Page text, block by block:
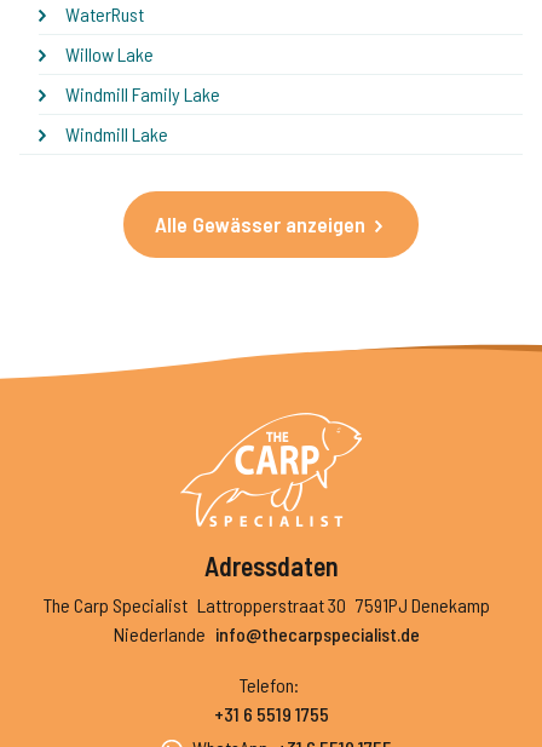
WaterRust
Willow Lake
Windmill Family Lake
Windmill Lake
Alle Gewässer anzeigen
Adressdaten
The Carp Specialist Lattropperstraat 30 7591PJ Denekamp
Niederlande info@thecarpspecialist.de
Telefon:
+31 6 5519 1755